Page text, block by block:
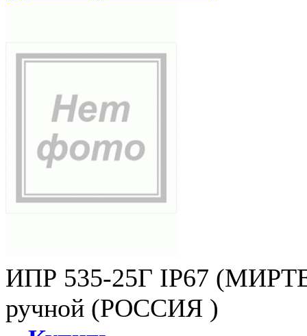
ИПР 535-25Г IP67
ручной (РОССИЯ )